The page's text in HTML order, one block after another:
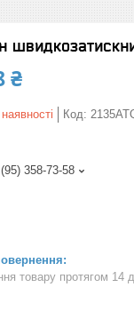
₴
Код:
358-73-58
товару протягом 14